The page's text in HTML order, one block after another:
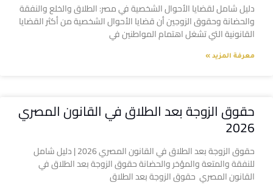
دليل شامل لقضايا الأحوال الشخصية في مصر: الطلاق والخلع والنفقة
والحضانة وحقوق الزوجين أن قضايا الأحوال الشخصية من أكثر القضايا
القانونية التي تشغل اهتمام المواطنين في
معرفة المزيد »
حقوق الزوجة بعد الطلاق في القانون المصري
2026
حقوق الزوجة بعد الطلاق في القانون المصري 2026 | دليل شامل
للنفقة والمتعة والمؤخر والحضانة حقوق الزوجة بعد الطلاق في
القانون المصري حقوق الزوجة بعد الطلاق